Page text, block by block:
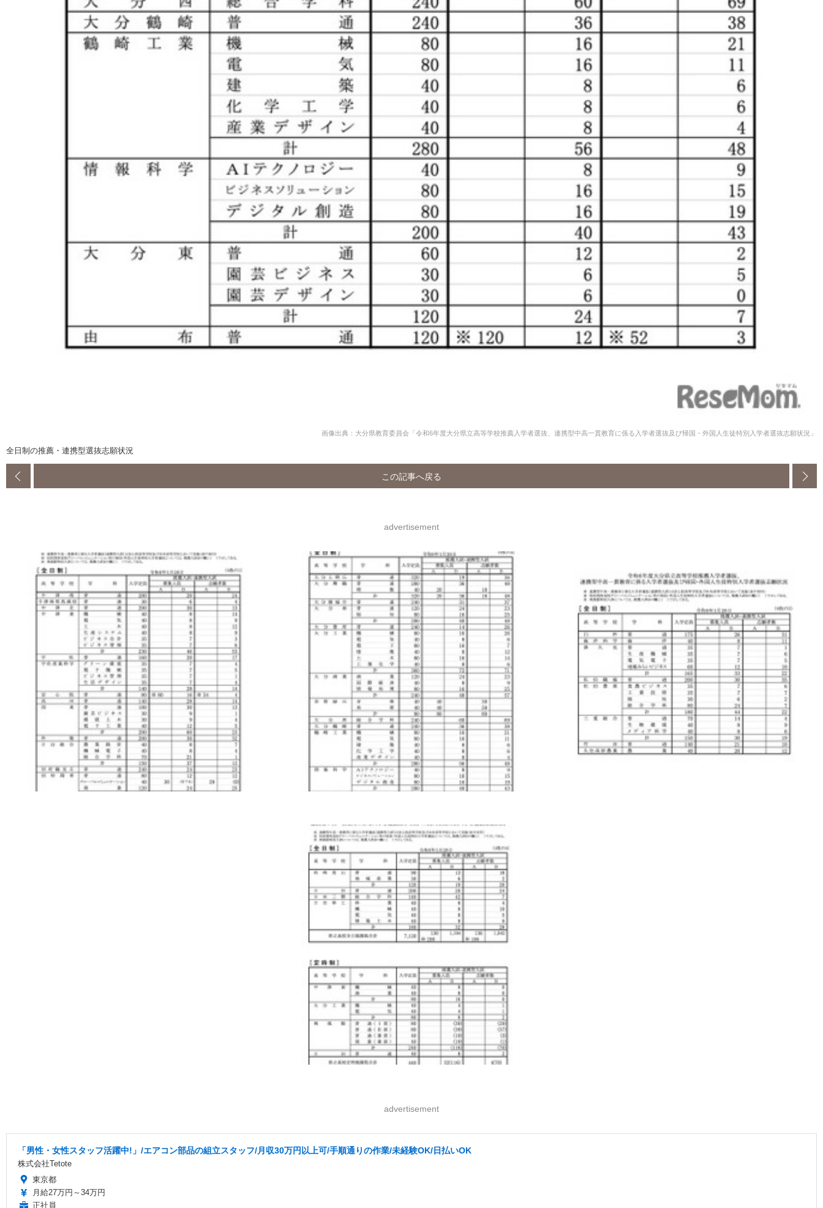
画像出典：大分県教育委員会「令和6年度大分県立高等学校推薦入学者選抜、連携型中高一貫教育に係る入学者選抜及び帰国・外国人生徒特別入学者選抜志願状況」
全日制の推薦・連携型選抜志願状況
この記事へ戻る
advertisement
advertisement
「男性・女性スタッフ活躍中!」/エアコン部品の組立スタッフ/月収30万円以上可/手順通りの作業/未経験OK/日払いOK
株式会社Tetote
東京都
月給27万円～34万円
正社員